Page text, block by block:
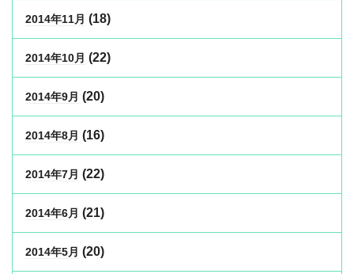
2014年11月 (18)
2014年10月 (22)
2014年9月 (20)
2014年8月 (16)
2014年7月 (22)
2014年6月 (21)
2014年5月 (20)